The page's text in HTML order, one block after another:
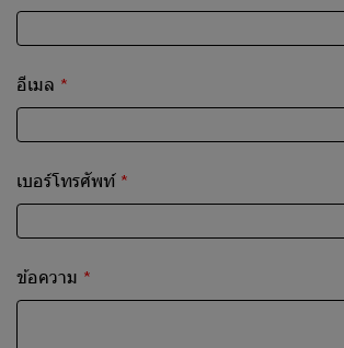
อีเมล
เบอร์โทรศัพท์
ข้อความ